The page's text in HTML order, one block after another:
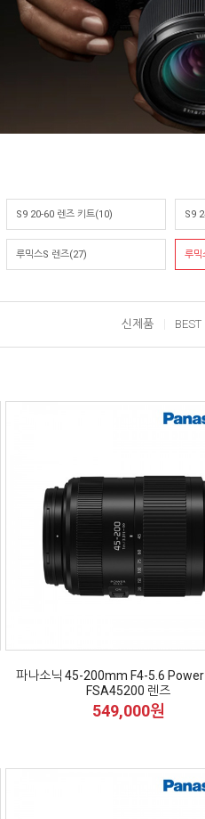
S9 20-60 렌즈 키트(10) S9
루믹스S 렌즈(27) 루믹
신제품 BEST
파나소닉 45-200mm F4-5.6 Power
FSA45200 렌즈
549,000원